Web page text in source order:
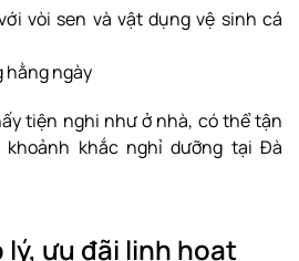
vòi sen và vật dụng vệ sinh cá
hằng ngày
tiện nghi như ở nhà, có thể tận
khắc nghỉ dưỡng tại Đà
lý, ưu đãi linh hoạt